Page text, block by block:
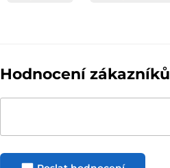
Hodnocení zákazníků